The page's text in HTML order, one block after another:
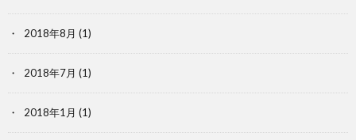
2018年8月 (1)
2018年7月 (1)
2018年1月 (1)